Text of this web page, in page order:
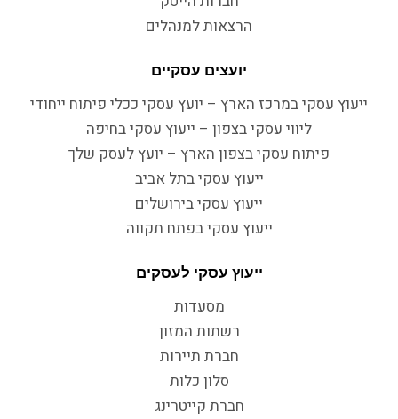
הרצאות למנהלים
יועצים עסקיים
ייעוץ עסקי במרכז הארץ – יועץ עסקי ככלי פיתוח ייחודי
ליווי עסקי בצפון – ייעוץ עסקי בחיפה
פיתוח עסקי בצפון הארץ – יועץ לעסק שלך
ייעוץ עסקי בתל אביב
ייעוץ עסקי בירושלים
ייעוץ עסקי בפתח תקווה
ייעוץ עסקי לעסקים
מסעדות
רשתות המזון
חברת תיירות
סלון כלות
חברת קייטרינג